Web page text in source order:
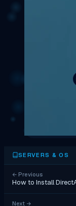
SERVERS & OS
← Previous
How to Install
Next →